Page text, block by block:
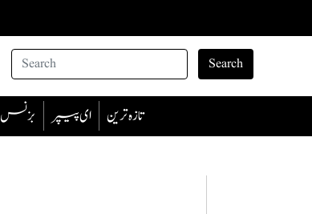
Search
بزنس ای پیپر تازہ ترین